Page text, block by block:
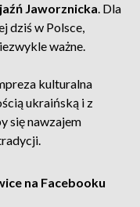
Jaworznicka. Dla
dziś w Polsce,
ważne.
kulturalna
ukraińską i z
się nawzajem
na Facebooku